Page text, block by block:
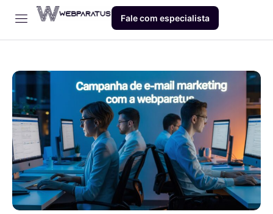
Dev
Produto
Blog
Contato
Fale com especialista